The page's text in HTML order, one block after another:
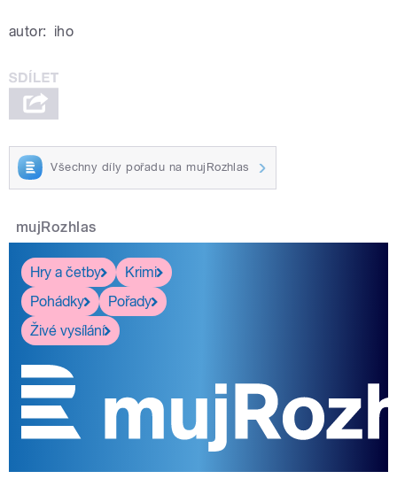
autor: iho
Všechny díly pořadu na mujRozhlas
mujRozhlas
Hry a četby
Krimi
Pohádky
Pořady
Živé vysílání